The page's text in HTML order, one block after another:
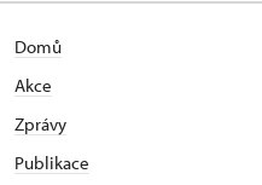
Domů
Akce
Zprávy
Publikace